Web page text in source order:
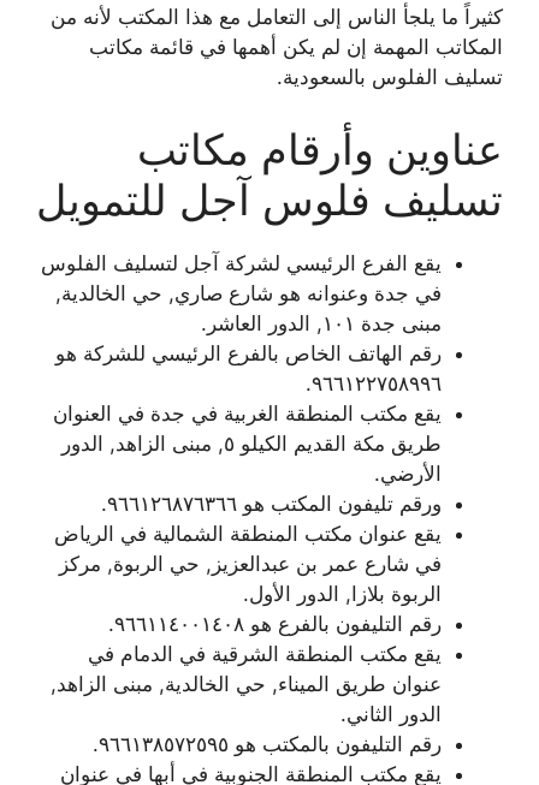
كثيراً ما يلجأ الناس إلى التعامل مع هذا المكتب لأنه من
المكاتب المهمة إن لم يكن أهمها في قائمة مكاتب
تسليف الفلوس بالسعودية.
عناوين وأرقام مكاتب
تسليف فلوس آجل للتمويل
يقع الفرع الرئيسي لشركة آجل لتسليف الفلوس
في جدة وعنوانه هو شارع صاري, حي الخالدية,
مبنى جدة ١٠١, الدور العاشر.
رقم الهاتف الخاص بالفرع الرئيسي للشركة هو
٩٦٦١٢٢٧٥٨٩٩٦.
يقع مكتب المنطقة الغربية في جدة في العنوان
طريق مكة القديم الكيلو ٥, مبنى الزاهد, الدور
الأرضي.
ورقم تليفون المكتب هو ٩٦٦١٢٦٨٧٦٣٦٦.
يقع عنوان مكتب المنطقة الشمالية في الرياض
في شارع عمر بن عبدالعزيز, حي الربوة, مركز
الربوة بلازا, الدور الأول.
رقم التليفون بالفرع هو ٩٦٦١١٤٠٠١٤٠٨.
يقع مكتب المنطقة الشرقية في الدمام في
عنوان طريق الميناء, حي الخالدية, مبنى الزاهد,
الدور الثاني.
رقم التليفون بالمكتب هو ٩٦٦١٣٨٥٧٢٥٩٥.
يقع مكتب المنطقة الجنوبية في أبها في عنوان